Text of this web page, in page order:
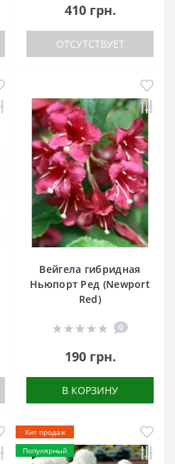
410 грн.
ОТСУТСТВУЕТ
Вейгела гибридная
Ньюпорт Ред (Newport
Red)
0
190 грн.
В КОРЗИНУ
Хит продаж
Популярный